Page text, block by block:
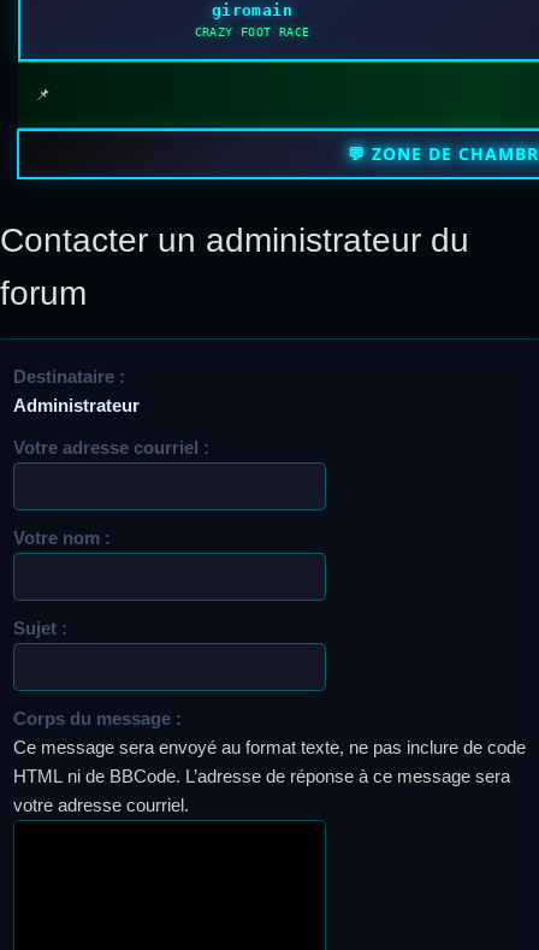
giromain
CRAZY FOOT RACE
📌
💬 ZONE DE
Contacter un administrateur du
forum
Destinataire :
Administrateur
Votre adresse courriel :
Votre nom :
Sujet :
Corps du message :
Ce message sera envoyé au format texte, ne pas inclure de code
HTML ni de BBCode. L’adresse de réponse à ce message sera
votre adresse courriel.